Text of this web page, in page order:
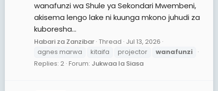
wanafunzi wa Shule ya Sekondari Mwembeni,
akisema lengo lake ni kuunga mkono juhudi za
kuboresha...
Habari za Zanzibar Thread Jul 13, 2026
agnes marwa
kitaifa projector
wanafunzi
Replies: 2 Forum: Jukwaa la Siasa